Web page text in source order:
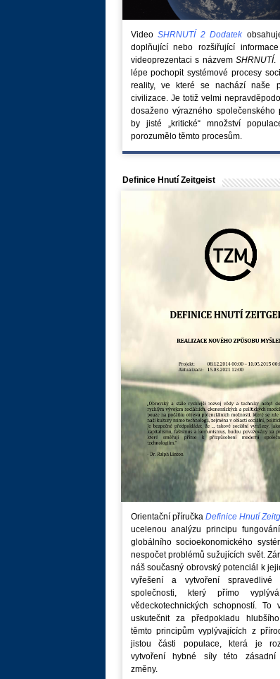
VideoSHRNUTÍ 2 Dodatek
doplňující nebo rozšiřující
videoprezentaci s názvemSHRNUTÍ.
lépe pochopit systémové procesy
reality, ve které se nachází naše
civilizace. Je totiž velmi
dosaženo výrazného společenského
by jisté „kritické“ množství
porozumělo těmto procesům.
Definice Hnutí Zeitgeist
Orientační příručka Definice Hnutí
ucelenou analýzu principu
globálního socioekonomického
nespočet problémů sužujících svět.
náš současný obrovský potenciál k
vyřešení a vytvoření spravedlivé
společnosti, který přímo
vědeckotechnických schopností. To
uskutečnit za předpokladu
těmto principům vyplývajících z
jistou části populace, která je
vytvoření hybné síly této zásadní
změny.